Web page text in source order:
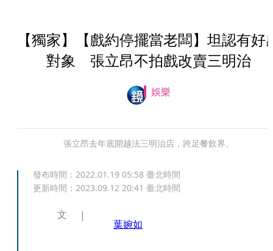
【獨家】【戲約停擺當老闆】坦認有好
對象 張立昂不拍戲改賣三明治
娛樂
張立昂去年底開越法三明治店，跨足餐飲界。
發布時間： 2022.01.19 05:58 臺北時間
更新時間： 2023.09.12 20:41 臺北時間
文
葉婉如